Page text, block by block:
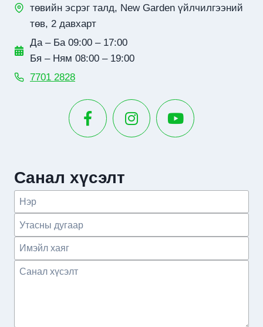
Санал хүсэлт
төвийн эсрэг талд, New Garden үйлчилгээний
төв, 2 давхарт
Да – Ба 09:00 – 17:00
Бя – Ням 08:00 – 19:00
7701 2828